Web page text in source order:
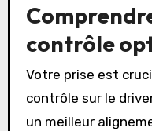
contrôle
Votre prise est
contrôle sur le
un meilleur